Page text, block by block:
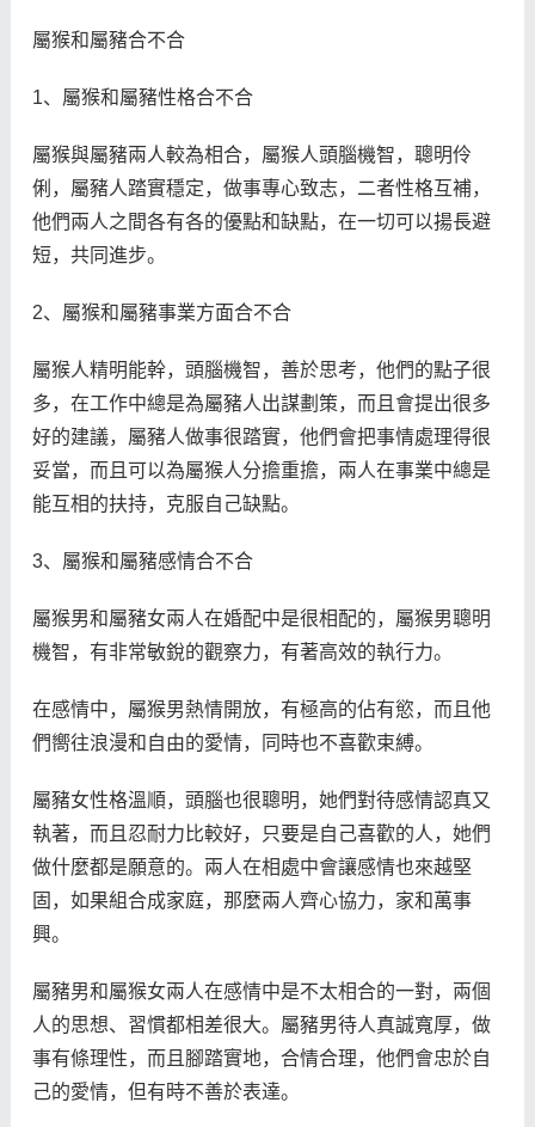
屬猴和屬豬合不合
1、屬猴和屬豬性格合不合
屬猴與屬豬兩人較為相合，屬猴人頭腦機智，聰明伶
俐，屬豬人踏實穩定，做事專心致志，二者性格互補，
他們兩人之間各有各的優點和缺點，在一切可以揚長避
短，共同進步。
2、屬猴和屬豬事業方面合不合
屬猴人精明能幹，頭腦機智，善於思考，他們的點子很
多，在工作中總是為屬豬人出謀劃策，而且會提出很多
好的建議，屬豬人做事很踏實，他們會把事情處理得很
妥當，而且可以為屬猴人分擔重擔，兩人在事業中總是
能互相的扶持，克服自己缺點。
3、屬猴和屬豬感情合不合
屬猴男和屬豬女兩人在婚配中是很相配的，屬猴男聰明
機智，有非常敏銳的觀察力，有著高效的執行力。
在感情中，屬猴男熱情開放，有極高的佔有慾，而且他
們嚮往浪漫和自由的愛情，同時也不喜歡束縛。
屬豬女性格溫順，頭腦也很聰明，她們對待感情認真又
執著，而且忍耐力比較好，只要是自己喜歡的人，她們
做什麼都是願意的。兩人在相處中會讓感情也來越堅
固，如果組合成家庭，那麼兩人齊心協力，家和萬事
興。
屬豬男和屬猴女兩人在感情中是不太相合的一對，兩個
人的思想、習慣都相差很大。屬豬男待人真誠寬厚，做
事有條理性，而且腳踏實地，合情合理，他們會忠於自
己的愛情，但有時不善於表達。